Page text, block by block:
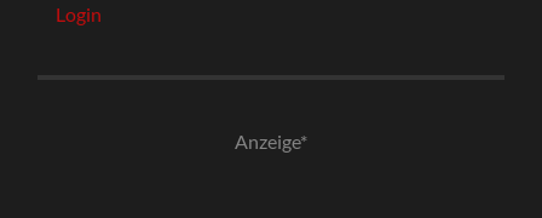
Login
Anzeige*